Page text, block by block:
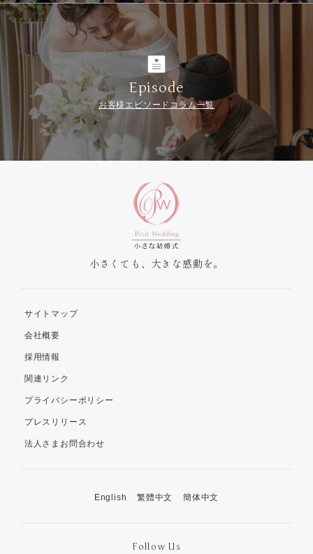
Episode
お客様エピソードコラム一覧
小さくても、大きな感動を。
サイトマップ
会社概要
採用情報
関連リンク
プライバシーポリシー
プレスリリース
法人さまお問合わせ
English 繁體中文 簡体中文
Follow Us